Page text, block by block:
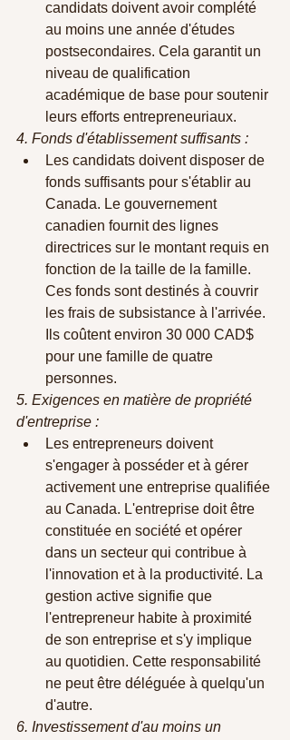
candidats doivent avoir complété
au moins une année d'études
postsecondaires. Cela garantit un
niveau de qualification
académique de base pour soutenir
leurs efforts entrepreneuriaux.
4. Fonds d'établissement suffisants :
Les candidats doivent disposer de
fonds suffisants pour s'établir au
Canada. Le gouvernement
canadien fournit des lignes
directrices sur le montant requis en
fonction de la taille de la famille.
Ces fonds sont destinés à couvrir
les frais de subsistance à l'arrivée.
Ils coûtent environ 30 000 CAD$
pour une famille de quatre
personnes.
5. Exigences en matière de propriété
d'entreprise :
Les entrepreneurs doivent
s'engager à posséder et à gérer
activement une entreprise qualifiée
au Canada. L'entreprise doit être
constituée en société et opérer
dans un secteur qui contribue à
l'innovation et à la productivité. La
gestion active signifie que
l'entrepreneur habite à proximité
de son entreprise et s'y implique
au quotidien. Cette responsabilité
ne peut être déléguée à quelqu'un
d'autre.
6. Investissement d'au moins un